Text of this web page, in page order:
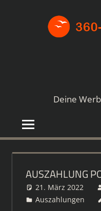
Deine
AUSZAHLUNG
21. März 2022
Auszahlungen